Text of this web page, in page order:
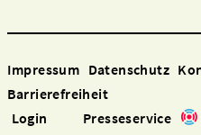
Impressum Datenschutz
Barrierefreiheit
Login
Presseservice